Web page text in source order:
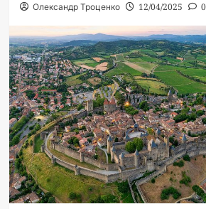
Олександр Троценко 12/04/2025 0